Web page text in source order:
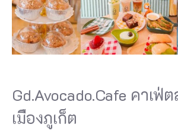
Gd.Avocado.Cafe คาเฟ่
เมืองภูเก็ต